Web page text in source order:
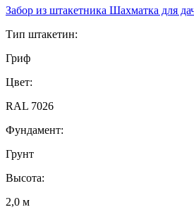
Забор из штакетника Шахматка для
Тип штакетин:
Гриф
Цвет:
RAL 7026
Фундамент:
Грунт
Высота:
2,0 м